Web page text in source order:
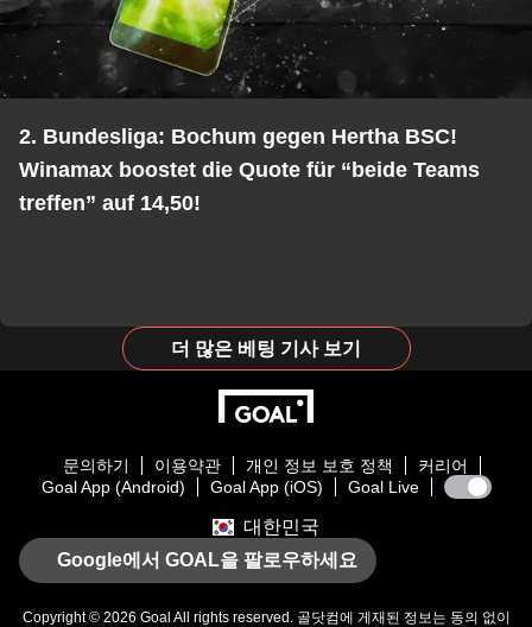
2. Bundesliga: Bochum gegen Hertha BSC!
Winamax boostet die Quote für “beide Teams
treffen” auf 14,50!
더 많은 베팅 기사 보기
문의하기 이용약관 개인 정보 보호 정책
커리어
Goal App (Android)
Goal App (iOS) Goal Live
대한민국
Google에서 GOAL을 팔로우하세요
Copyright © 2026 Goal All rights reserved. 골닷컴에 게재된 정보는 동의 없이